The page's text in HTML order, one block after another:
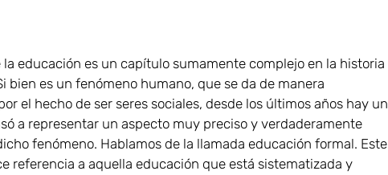
la educación es un capítulo sumamente complejo en la historia
bien es un fenómeno humano, que se da de manera
el hecho de ser seres sociales, desde los últimos años hay un
a representar un aspecto muy preciso y verdaderamente
fenómeno. Hablamos de la llamada educación formal. Este
referencia a aquella educación que está sistematizada y